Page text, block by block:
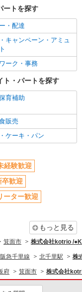
歓迎
代～）活躍中
代～）活躍中
賞与あり
制
OK
取得実績あり
家族・役職・インセン
）あり
り
ートを探す
・配達
キャンペーン・アミュ
ーク・事務
ト・パートを探す
育補助
販売
ケーキ・パン
経験歓迎
卒歓迎
ーター歓迎
もっと見る
箕面市 株式会社kotrio /
阪急千里線 北千里駅 株
府 箕面市 株式会社